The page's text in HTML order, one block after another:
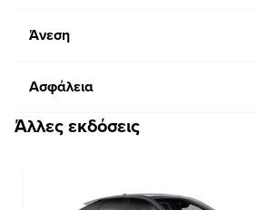
Άνεση
Ασφάλεια
Άλλες εκδόσεις